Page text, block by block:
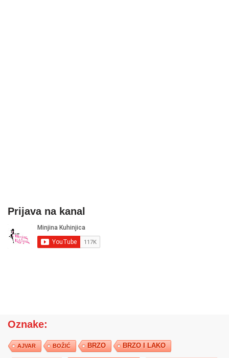
Prijava na kanal
Oznake:
AJVAR BOŽIĆ BRZO BRZO I LAKO